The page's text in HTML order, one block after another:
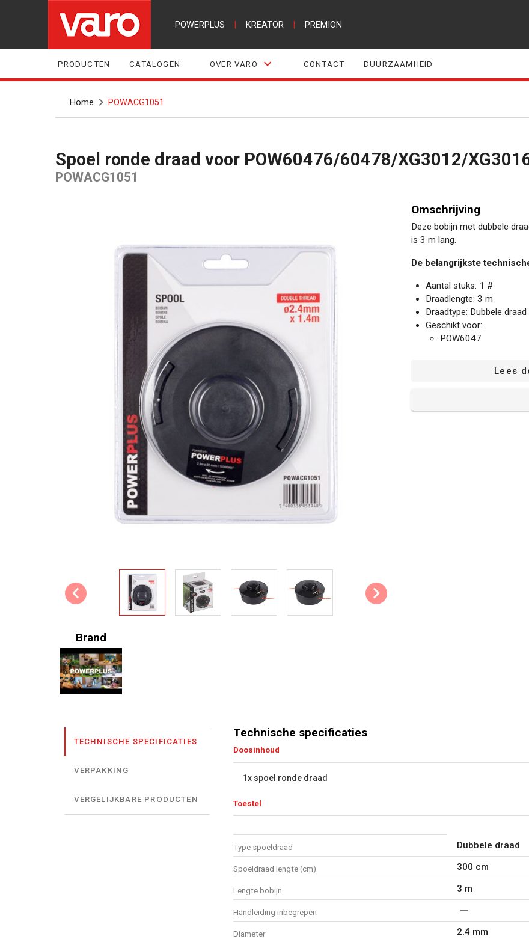
POWERPLUS KREATOR PREMION
PRODUCTEN CATALOGEN OVER VARO CONTACT DUURZAAMHEID
Home POWACG1051
Spoel ronde draad voor POW60476/60478/XG3012/
POWACG1051
Brand
Omschrijving
Deze bobijn met dubbele
is 3 m lang.
De belangrijkste
Aantal stuks: 1 #
Draadlengte: 3 m
Draadtype: Dubbele draad
Geschikt voor:
POW6047
Lees
TECHNISCHE SPECIFICATIES
VERPAKKING
VERGELIJKBARE PRODUCTEN
Technische specificaties
Doosinhoud
1x spoel ronde draad
Toestel
Type spoeldraad Dubbele draad
Spoeldraad lengte (cm) 300 cm
Lengte bobijn 3 m
Handleiding inbegrepen
Diameter 2.4 mm